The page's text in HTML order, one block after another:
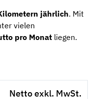
jährlich. Mit
vielen
pro Monat liegen.
Netto exkl. MwSt.